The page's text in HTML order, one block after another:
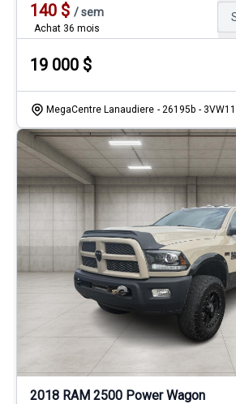
140 $ /sem
Achat 36 mois
19 000 $
MegaCentre Lanaudiere - 26195b -
2018 RAM 2500 Power Wagon